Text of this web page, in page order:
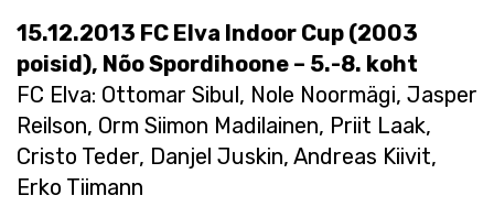
15.12.2013 FC Elva Indoor Cup (2003
poisid), Nõo Spordihoone – 5.-8. koht
FC Elva: Ottomar Sibul, Nole Noormägi, Jasper
Reilson, Orm Siimon Madilainen, Priit Laak,
Cristo Teder, Danjel Juskin, Andreas Kiivit,
Erko Tiimann